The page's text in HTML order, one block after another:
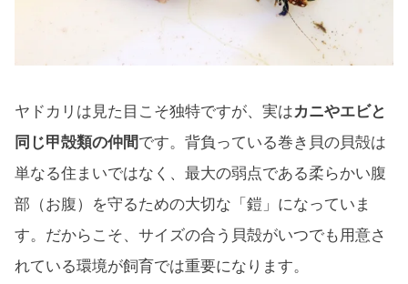
ヤドカリは見た目こそ独特ですが、実はカニやエビと
同じ甲殻類の仲間です。背負っている巻き貝の貝殻は
単なる住まいではなく、最大の弱点である柔らかい腹
部（お腹）を守るための大切な「鎧」になっていま
す。だからこそ、サイズの合う貝殻がいつでも用意さ
れている環境が飼育では重要になります。